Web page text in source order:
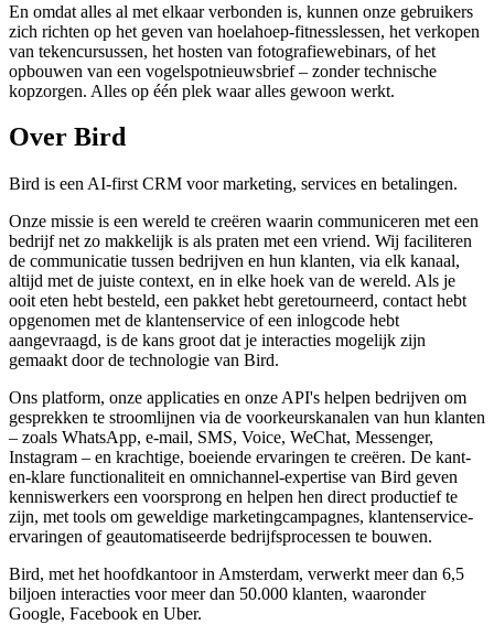
En omdat alles al met elkaar verbonden is, kunnen onze gebruikers
zich richten op het geven van hoelahoep-fitnesslessen, het verkopen
van tekencursussen, het hosten van fotografiewebinars, of het
opbouwen van een vogelspotnieuwsbrief – zonder technische
kopzorgen. Alles op één plek waar alles gewoon werkt.
Over Bird
Bird is een AI-first CRM voor marketing, services en betalingen.
Onze missie is een wereld te creëren waarin communiceren met een
bedrijf net zo makkelijk is als praten met een vriend. Wij faciliteren
de communicatie tussen bedrijven en hun klanten, via elk kanaal,
altijd met de juiste context, en in elke hoek van de wereld. Als je
ooit eten hebt besteld, een pakket hebt geretourneerd, contact hebt
opgenomen met de klantenservice of een inlogcode hebt
aangevraagd, is de kans groot dat je interacties mogelijk zijn
gemaakt door de technologie van Bird.
Ons platform, onze applicaties en onze API's helpen bedrijven om
gesprekken te stroomlijnen via de voorkeurskanalen van hun klanten
– zoals WhatsApp, e-mail, SMS, Voice, WeChat, Messenger,
Instagram – en krachtige, boeiende ervaringen te creëren. De kant-
en-klare functionaliteit en omnichannel-expertise van Bird geven
kenniswerkers een voorsprong en helpen hen direct productief te
zijn, met tools om geweldige marketingcampagnes, klantenservice-
ervaringen of geautomatiseerde bedrijfsprocessen te bouwen.
Bird, met het hoofdkantoor in Amsterdam, verwerkt meer dan 6,5
biljoen interacties voor meer dan 50.000 klanten, waaronder
Google, Facebook en Uber.